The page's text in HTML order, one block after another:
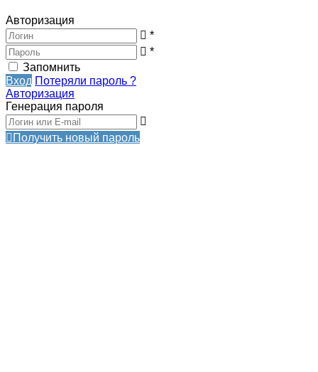
Авторизация
*
*
Запомнить
Вход Потеряли пароль ?
Авторизация
Генерация пароля
Получить новый пароль